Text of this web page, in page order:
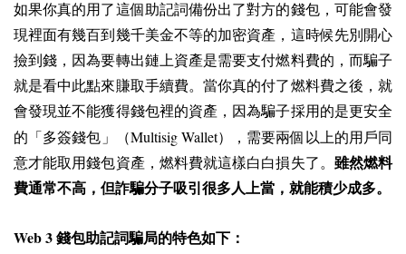
如果你真的用了這個助記詞備份出了對方的錢包，可能會發
現裡面有幾百到幾千美金不等的加密資產，這時候先別開心
撿到錢，因為要轉出鏈上資產是需要支付燃料費的，而騙子
就是看中此點來賺取手續費。當你真的付了燃料費之後，就
會發現並不能獲得錢包裡的資產，因為騙子採用的是更安全
的「多簽錢包」（Multisig Wallet），需要兩個以上的用戶同
意才能取用錢包資產，燃料費就這樣白白損失了。 雖然燃料
費通常不高，但詐騙分子吸引很多人上當，就能積少成多。
Web 3 錢包助記詞騙局的特色如下：